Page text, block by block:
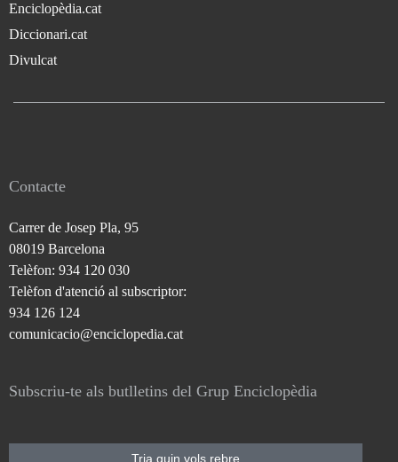
Enciclopèdia.cat
Diccionari.cat
Divulcat
Contacte
Carrer de Josep Pla, 95
08019 Barcelona
Telèfon: 934 120 030
Telèfon d'atenció al subscriptor:
934 126 124
comunicacio@enciclopedia.cat
Subscriu-te als butlletins del Grup Enciclopèdia
Tria quin vols rebre